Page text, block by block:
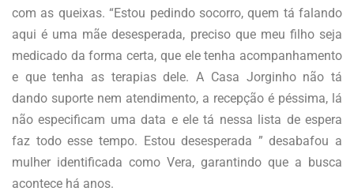
com as queixas. “Estou pedindo socorro, quem tá falando
aqui é uma mãe desesperada, preciso que meu filho seja
medicado da forma certa, que ele tenha acompanhamento
e que tenha as terapias dele. A Casa Jorginho não tá
dando suporte nem atendimento, a recepção é péssima, lá
não especificam uma data e ele tá nessa lista de espera
faz todo esse tempo. Estou desesperada ” desabafou a
mulher identificada como Vera, garantindo que a busca
acontece há anos.